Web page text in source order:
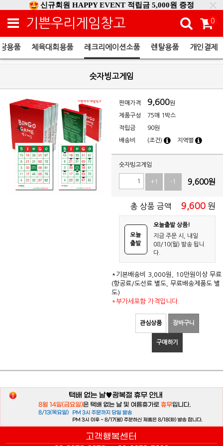
신규회원 HAPPY EVENT 적립금 5,000원 증정
❤ 신제품 ' 컬링&볼링 ' 출시! ❤
기쁜우리게임창고 0
용품 체육대회용품 레크리에이션소품 렌탈용품 개인결제
숫자빙고게임
판매가격 9,600원
제품구성 75매 1박스
적립금 90원
배송비 (조건) 지역별
숫자빙고게임
+1 -1 9,600원
총 상품 금액 9,600 원
오늘
출발
오늘출발 상품!
지금 주문 시, 내일
08/10(월) 발송 됩니
다.
*기본배송비 3,000원, 10만원이상 무료
(항공료/도선료 별도, 무료배송제품도 별
도)
*부가세포함 가격입니다.
관심상품 장바구니
구매하기